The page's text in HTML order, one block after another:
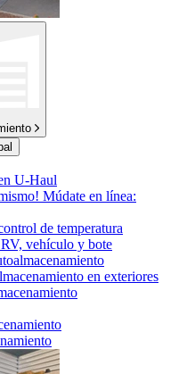
U-Haul
Múdate en línea:
de temperatura
vehículo y bote
en exteriores